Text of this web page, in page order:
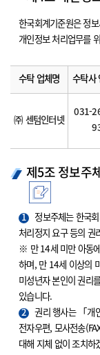
한국회계기준원은 정
개인정보 처리업무를
수탁 업체명 수탁사
㈜ 센텀인터넷
031-
제5조 정보주
1
정보주체는 한국
처리정지 요구 등의 권
※ 만 14세 미만 아동
하며, 만 14세 이상의
미성년자 본인이 권리
있습니다.
2
권리 행사는 「개
전자우편, 모사전송
대해 지체 없이 조치하